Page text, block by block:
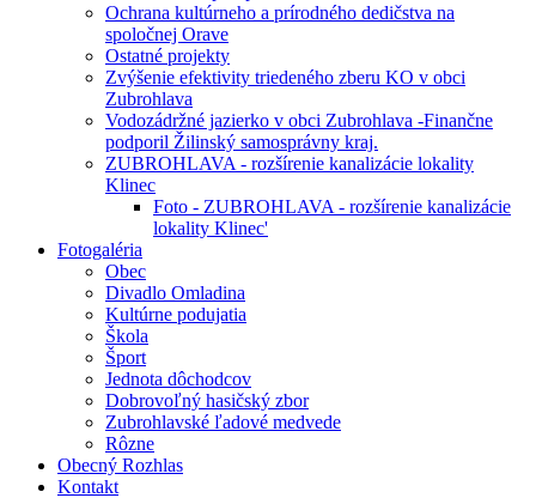
Ochrana kultúrneho a prírodného dedičstva na
spoločnej Orave
Ostatné projekty
Zvýšenie efektivity triedeného zberu KO v obci
Zubrohlava
Vodozádržné jazierko v obci Zubrohlava -Finančne
podporil Žilinský samosprávny kraj.
ZUBROHLAVA - rozšírenie kanalizácie lokality
Klinec
Foto - ZUBROHLAVA - rozšírenie kanalizácie
lokality Klinec'
Fotogaléria
Obec
Divadlo Omladina
Kultúrne podujatia
Škola
Šport
Jednota dôchodcov
Dobrovoľný hasičský zbor
Zubrohlavské ľadové medvede
Rôzne
Obecný Rozhlas
Kontakt